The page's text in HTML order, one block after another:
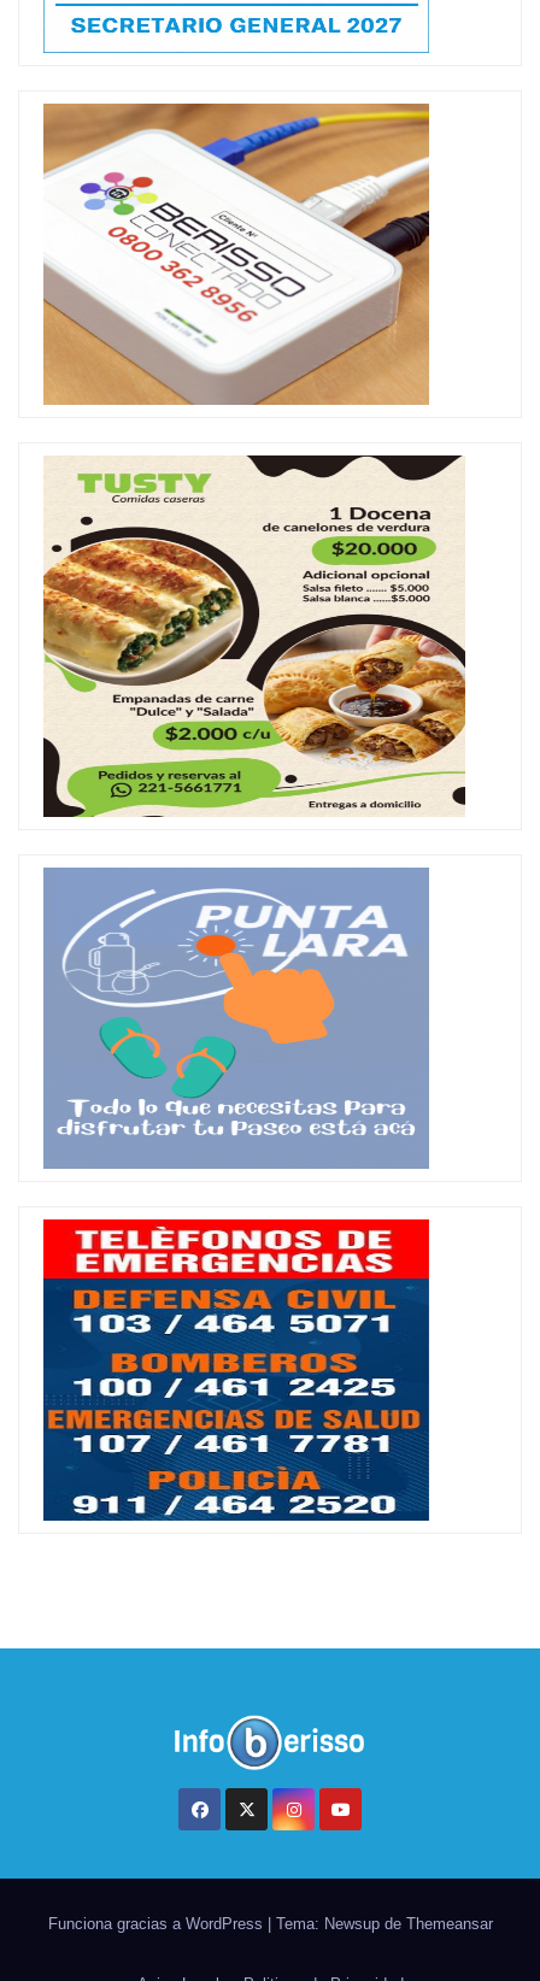
Funciona gracias a WordPress | Tema: Newsup de Themeansar